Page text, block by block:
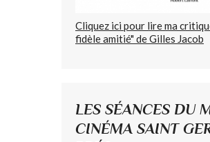
Cliquez ici pour lire ma
fidèle amitié" de Gilles Jacob
LES SÉANCES DU
CINÉMA SAINT